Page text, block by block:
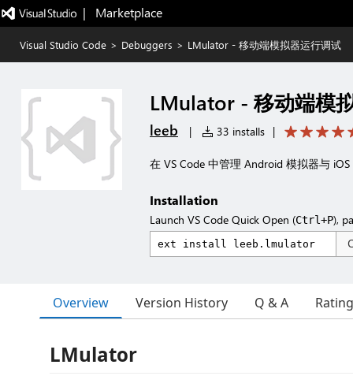
|   Marketplace
Visual Studio Code > Debuggers > LMulator - 移动端模拟器运行调试
LMulator - 移动端模
leeb | 33 installs |
在 VS Code 中管理 Android 模拟器与
Installation
Launch VS Code Quick Open (Ctrl+P),
Overview Version History Q & A
LMulator